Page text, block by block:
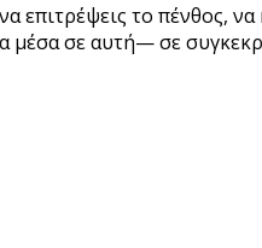
επιτρέψεις το
σε αυτή— σε